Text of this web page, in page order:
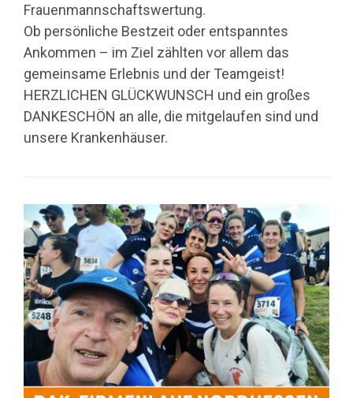
Frauenmannschaftswertung.
Ob persönliche Bestzeit oder entspanntes
Ankommen – im Ziel zählten vor allem das
gemeinsame Erlebnis und der Teamgeist!
HERZLICHEN GLÜCKWUNSCH und ein großes
DANKESCHÖN an alle, die mitgelaufen sind und
unsere Krankenhäuser.